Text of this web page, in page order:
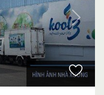
Next